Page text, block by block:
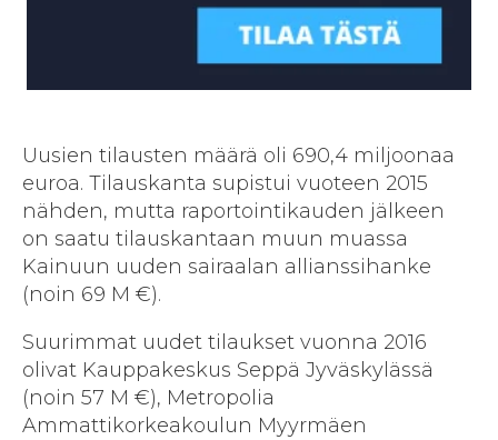
Uusien tilausten määrä oli 690,4 miljoonaa
euroa. Tilauskanta supistui vuoteen 2015
nähden, mutta raportointikauden jälkeen
on saatu tilauskantaan muun muassa
Kainuun uuden sairaalan allianssihanke
(noin 69 M €).
Suurimmat uudet tilaukset vuonna 2016
olivat Kauppakeskus Seppä Jyväskylässä
(noin 57 M €), Metropolia
Ammattikorkeakoulun Myyrmäen